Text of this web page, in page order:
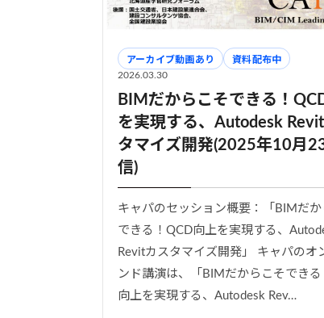
アーカイブ動画あり
資料配布中
2026.03.30
BIMだからこそできる！
を実現する、Autodesk
タマイズ開発(2025年10月
信)
キャパのセッション概要：「BIMだか
できる！QCD向上を実現する、
Revitカスタマイズ開発」 キャパのオ
ンド講演は、「BIMだからこそでき
向上を実現する、Autodesk Rev…